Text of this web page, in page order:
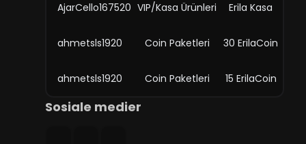
AjarCello167520 VIP/Kasa Ürünleri Erila Kasa
ahmetsls1920 Coin Paketleri 30 ErilaCoin
ahmetsls1920 Coin Paketleri 15 ErilaCoin
Sosiale medier